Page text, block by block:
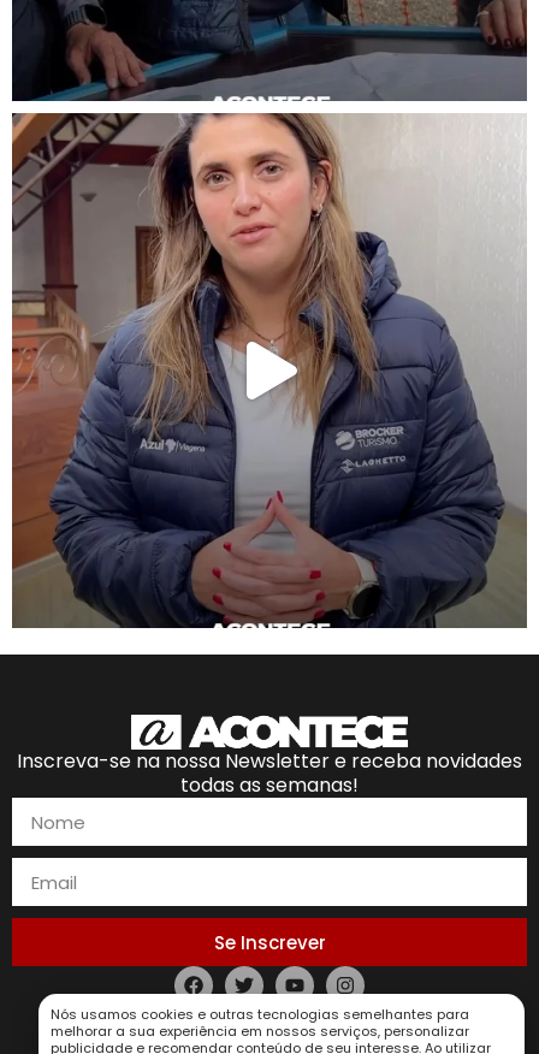
Inscreva-se na nossa Newsletter e receba novidades
todas as semanas!
Se Inscrever
Política de Privacidade
Nós usamos cookies e outras tecnologias semelhantes para
melhorar a sua experiência em nossos serviços, personalizar
publicidade e recomendar conteúdo de seu interesse. Ao utilizar